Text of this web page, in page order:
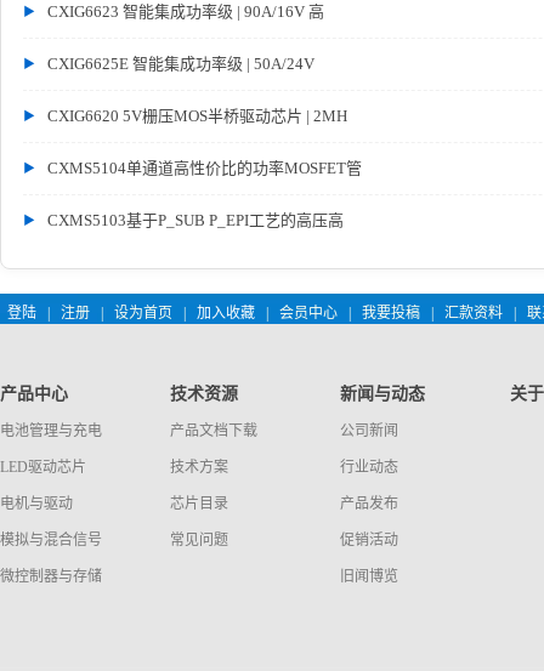
CXIG6623 智能集成功率级 | 90A/16V 高
CXIG6625E 智能集成功率级 | 50A/24V
CXIG6620 5V栅压MOS半桥驱动芯片 | 2MH
CXMS5104单通道高性价比的功率MOSFET管
CXMS5103基于P_SUB P_EPI工艺的高压高
登陆 注册 设为首页 加入收藏 会员中心 我要投稿 汇款资料
产品中心
电池管理与充电
LED驱动芯片
电机与驱动
模拟与混合信号
微控制器与存储
技术资源
产品文档下载
技术方案
芯片目录
常见问题
新闻与动态
公司新闻
行业动态
产品发布
促销活动
旧闻博览
关